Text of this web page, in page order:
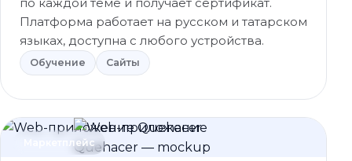
Платформа работает на русском и татарском
языках, доступна с любого устройства.
Обучение Сайты
Маркетплейс